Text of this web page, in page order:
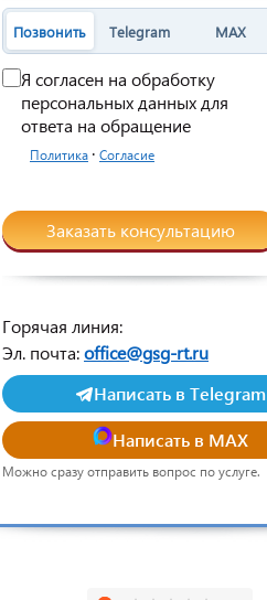
Позвонить Telegram MAX
Я согласен на обработку
персональных данных для
ответа на обращение
Политика · Согласие
Заказать консультацию
Горячая линия:
Эл. почта:office@gsg-rt.ru
Написать в Telegram
Написать в MAX
Можно сразу отправить вопрос по услуге.